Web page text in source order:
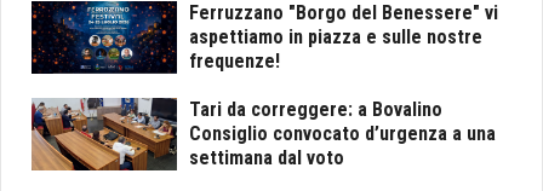
Ferruzzano "Borgo del Benessere" vi
aspettiamo in piazza e sulle nostre
frequenze!
Tari da correggere: a Bovalino
Consiglio convocato d’urgenza a una
settimana dal voto